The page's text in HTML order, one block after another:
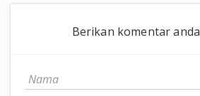
Berikan komentar anda